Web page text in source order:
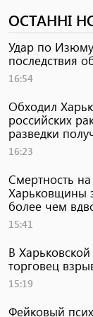
ОСТАННІ
Удар по
последствия
16:54
Обходил
российских
разведки
16:23
Смертность на
Харьковщины
более чем
15:41
В
торговец
15:19
Фейковый